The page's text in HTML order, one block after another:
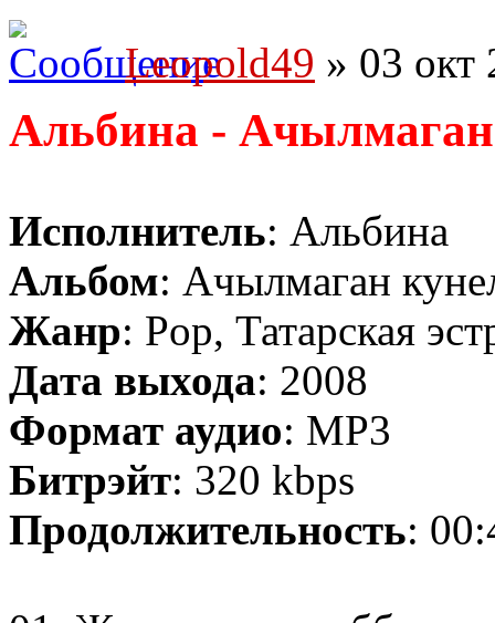
Leopold49 » 03 окт
Альбина -
Исполнитель: Альбина
Альбом: Ачылмаган
Жанр: Pop, Татарская
Дата выхода: 2008
Формат аудио: MP3
Битрэйт: 320 kbps
Продолжительность: